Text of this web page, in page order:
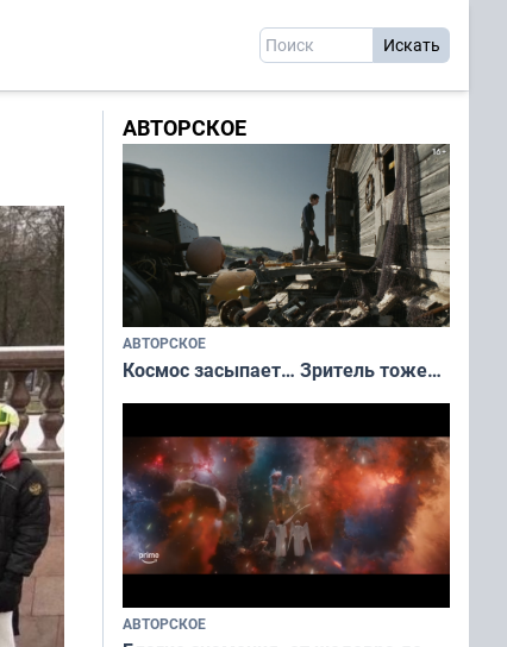
АВТОРСКОЕ
АВТОРСКОЕ
Космос засыпает… Зритель тоже…
АВТОРСКОЕ